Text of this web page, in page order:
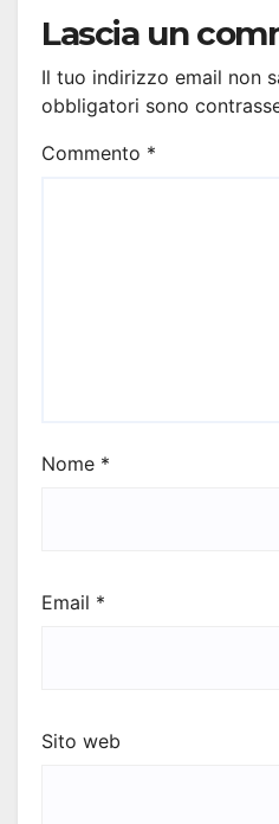
Lascia un
Il tuo indirizzo email non
obbligatori sono
Commento *
Nome *
Email *
Sito web